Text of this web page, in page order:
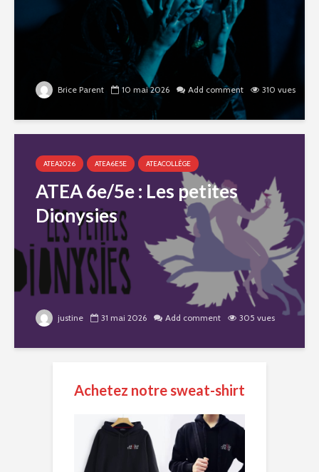
Brice Parent 10 mai 2026 Add comment 310 vues
ATEA2026 ATEA6E5E ATEACOLLÈGE
ATEA 6e/5e : Les petites
Dionysies
justine 31 mai 2026 Add comment 305 vues
Achetez notre sweat-shirt